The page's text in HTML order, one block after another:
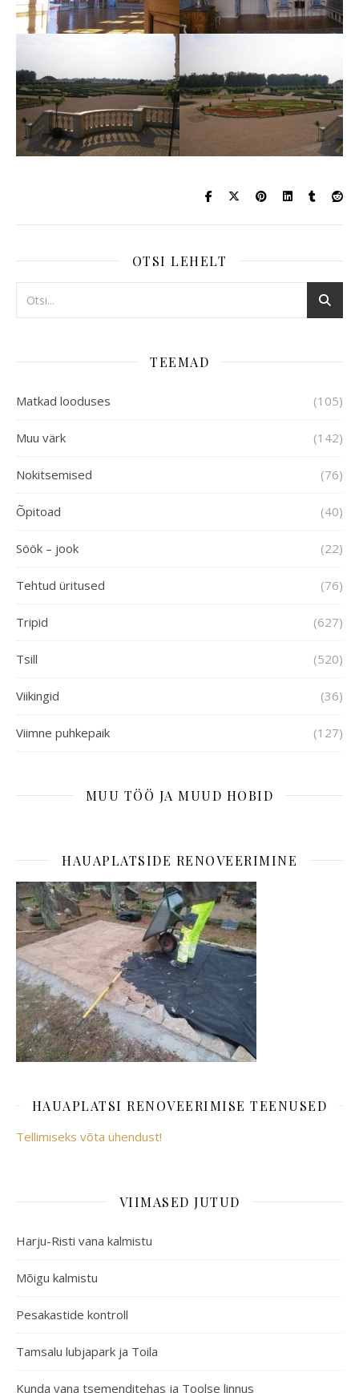
OTSI LEHELT
TEEMAD
Matkad looduses (105)
Muu värk (142)
Nokitsemised (76)
Õpitoad (40)
Söök – jook (22)
Tehtud üritused (76)
Tripid (627)
Tsill (520)
Viikingid (36)
Viimne puhkepaik (127)
MUU TÖÖ JA MUUD HOBID
HAUAPLATSIDE RENOVEERIMINE
HAUAPLATSI RENOVEERIMISE TEENUSED
Tellimiseks võta ühendust!
VIIMASED JUTUD
Harju-Risti vana kalmistu
Mõigu kalmistu
Pesakastide kontroll
Tamsalu lubjapark ja Toila
Kunda vana tsemenditehas ja Toolse linnus